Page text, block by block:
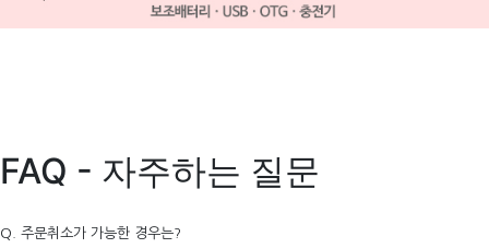
FAQ - 자주하는 질문
Q. 주문취소가 가능한 경우는?